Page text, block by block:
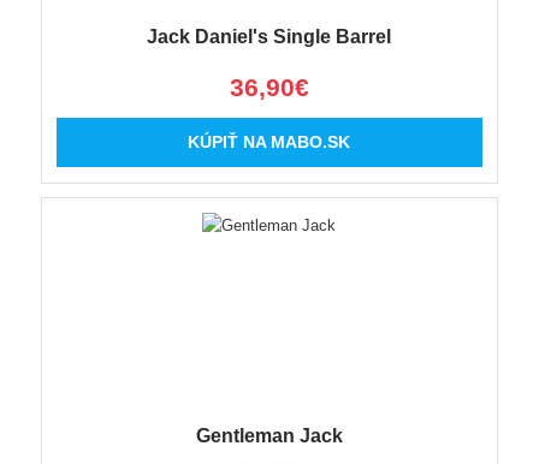
Jack Daniel's Single Barrel
36,90€
KÚPIŤ NA MABO.SK
Gentleman Jack